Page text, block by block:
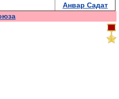
Анвар Садат